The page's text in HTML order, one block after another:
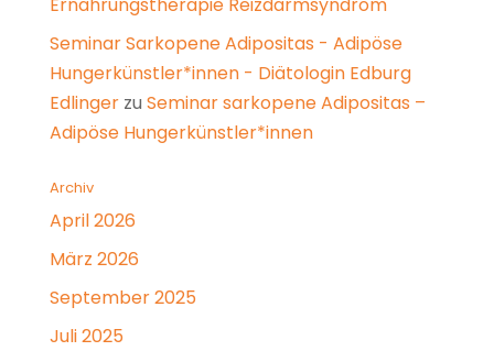
Seminar Sarkopene Adipositas - Adipöse
Hungerkünstler*innen - Diätologin Edburg
Edlingerzu Seminar sarkopene Adipositas –
Adipöse Hungerkünstler*innen
Archiv
April 2026
März 2026
September 2025
Juli 2025